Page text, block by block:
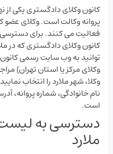
کانون وکلای دادگستری یکی
پروانه وکالت است. وکلای عضو
فعالیت می‌ کنند. برای
کانون وکلای دادگستری که در
توانید به وب ‌سایت رسمی
وکلای مرکز یا استان تهران)
وکلا، شهر ملارد را انتخاب
نام خانوادگی، شماره پروانه،
است.
دسترسی به لیست
ملارد​​​